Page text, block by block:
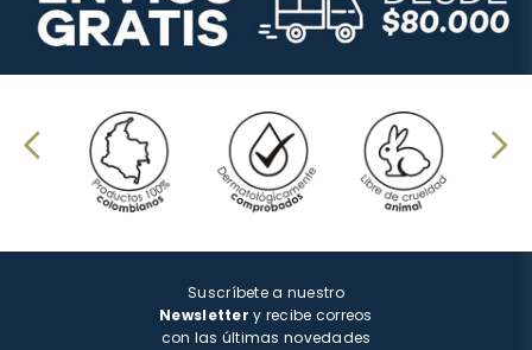
Suscríbete a nuestro
Newsletter y recibe correos
con las últimas novedades